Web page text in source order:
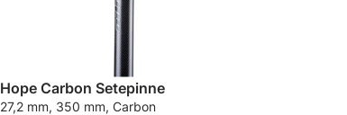
Hope Carbon Setepinne
27,2 mm, 350 mm, Carbon